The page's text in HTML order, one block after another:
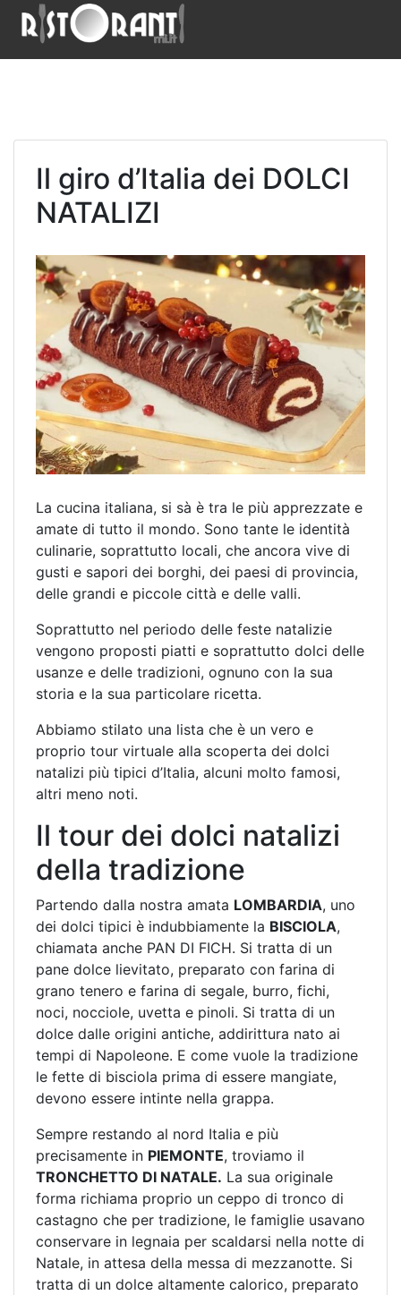
Il giro d’Italia dei DOLCI
NATALIZI
La cucina italiana, si sà è tra le più apprezzate e
amate di tutto il mondo. Sono tante le identità
culinarie, soprattutto locali, che ancora vive di
gusti e sapori dei borghi, dei paesi di provincia,
delle grandi e piccole città e delle valli.
Soprattutto nel periodo delle feste natalizie
vengono proposti piatti e soprattutto dolci delle
usanze e delle tradizioni, ognuno con la sua
storia e la sua particolare ricetta.
Abbiamo stilato una lista che è un vero e
proprio tour virtuale alla scoperta dei dolci
natalizi più tipici d’Italia, alcuni molto famosi,
altri meno noti.
Il tour dei dolci natalizi
della tradizione
Partendo dalla nostra amata LOMBARDIA, uno
dei dolci tipici è indubbiamente la BISCIOLA,
chiamata anche PAN DI FICH. Si tratta di un
pane dolce lievitato, preparato con farina di
grano tenero e farina di segale, burro, fichi,
noci, nocciole, uvetta e pinoli. Si tratta di un
dolce dalle origini antiche, addirittura nato ai
tempi di Napoleone. E come vuole la tradizione
le fette di bisciola prima di essere mangiate,
devono essere intinte nella grappa.
Sempre restando al nord Italia e più
precisamente in PIEMONTE, troviamo il
TRONCHETTO DI NATALE. La sua originale
forma richiama proprio un ceppo di tronco di
castagno che per tradizione, le famiglie usavano
conservare in legnaia per scaldarsi nella notte di
Natale, in attesa della messa di mezzanotte. Si
tratta di un dolce altamente calorico, preparato